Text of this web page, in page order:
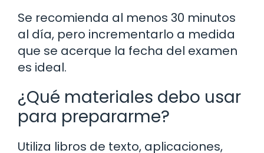
Se recomienda al menos 30 minutos
al día, pero incrementarlo a medida
que se acerque la fecha del examen
es ideal.
¿Qué materiales debo usar
para prepararme?
Utiliza libros de texto, aplicaciones,